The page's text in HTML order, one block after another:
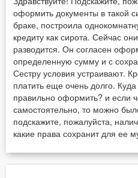
оформить документы в такой
браке, построила
кредиту как сирота. Сейчас
разводится. Он согласен
определенную сумму и с
Сестру условия устраивают.
платить еще очень долго.
правильно оформить? и если
самостоятельно, то можно
подскажите, пожалуйста,
какие права сохранит для ее